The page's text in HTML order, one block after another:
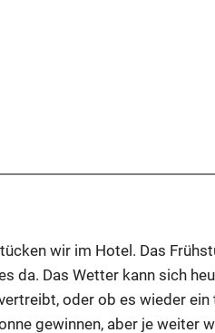
wir im Hotel. Das
da. Das Wetter kann sich
oder ob es wieder ein
gewinnen, aber je weiter